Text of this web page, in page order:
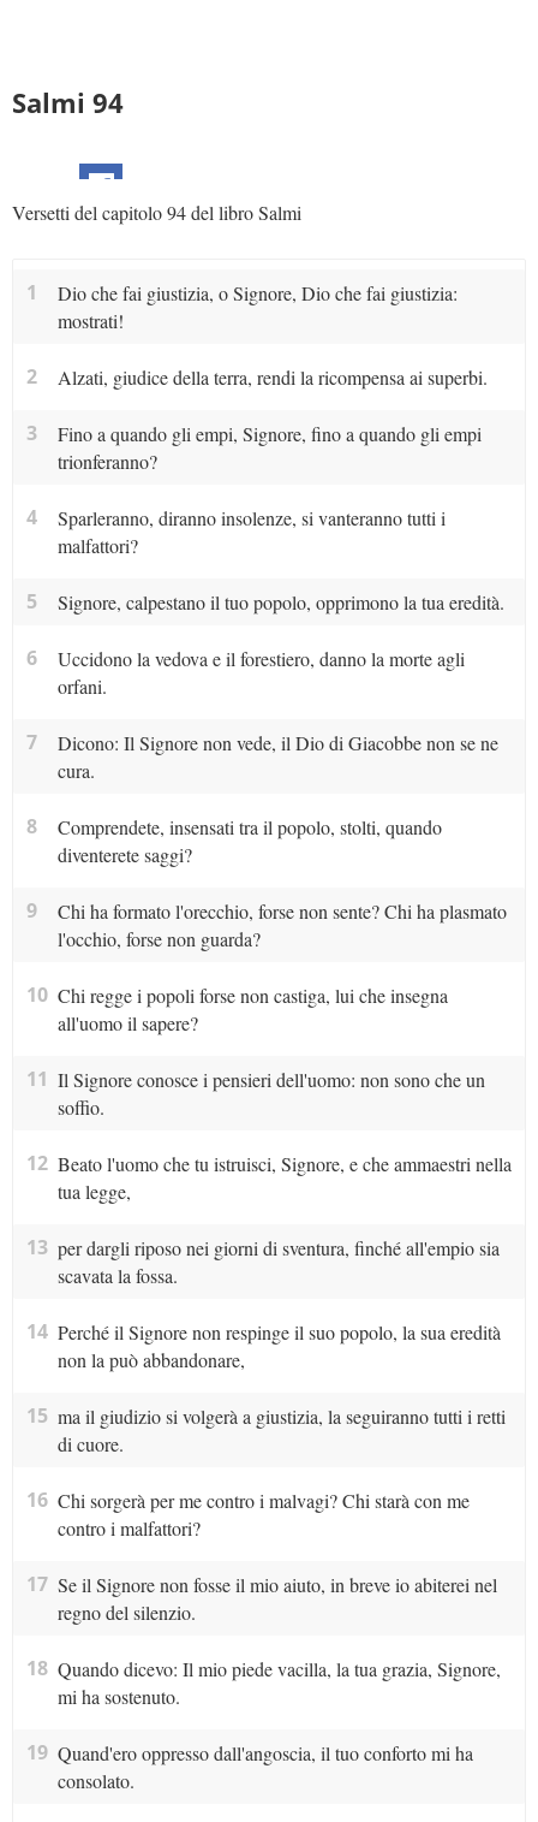
Salmi 94
Versetti del capitolo 94 del libro Salmi
1
Dio che fai giustizia, o Signore, Dio che fai giustizia:
mostrati!
2 Alzati, giudice della terra, rendi la ricompensa ai superbi.
3
Fino a quando gli empi, Signore, fino a quando gli empi
trionferanno?
4
Sparleranno, diranno insolenze, si vanteranno tutti i
malfattori?
5 Signore, calpestano il tuo popolo, opprimono la tua eredità.
6
Uccidono la vedova e il forestiero, danno la morte agli
orfani.
7
Dicono: Il Signore non vede, il Dio di Giacobbe non se ne
cura.
8
Comprendete, insensati tra il popolo, stolti, quando
diventerete saggi?
9
Chi ha formato l'orecchio, forse non sente? Chi ha plasmato
l'occhio, forse non guarda?
10 Chi regge i popoli forse non castiga, lui che insegna
all'uomo il sapere?
11 Il Signore conosce i pensieri dell'uomo: non sono che un
soffio.
12 Beato l'uomo che tu istruisci, Signore, e che ammaestri nella
tua legge,
13 per dargli riposo nei giorni di sventura, finché all'empio sia
scavata la fossa.
14 Perché il Signore non respinge il suo popolo, la sua eredità
non la può abbandonare,
15 ma il giudizio si volgerà a giustizia, la seguiranno tutti i retti
di cuore.
16 Chi sorgerà per me contro i malvagi? Chi starà con me
contro i malfattori?
17 Se il Signore non fosse il mio aiuto, in breve io abiterei nel
regno del silenzio.
18 Quando dicevo: Il mio piede vacilla, la tua grazia, Signore,
mi ha sostenuto.
19 Quand'ero oppresso dall'angoscia, il tuo conforto mi ha
consolato.